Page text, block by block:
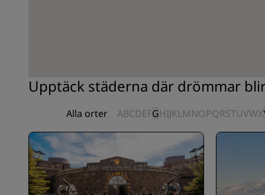
Upptäck städerna där drömmar
Alla orter ABCDEFGHIJKLMNOPQRSTUVWX